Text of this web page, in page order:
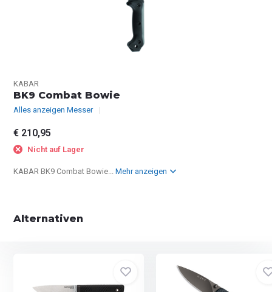
KABAR
BK9 Combat Bowie
Alles anzeigen Messer
€ 210,95
Nicht auf Lager
KABAR BK9 Combat Bowie...Mehr anzeigen
Alternativen